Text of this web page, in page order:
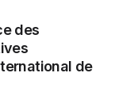
des
de